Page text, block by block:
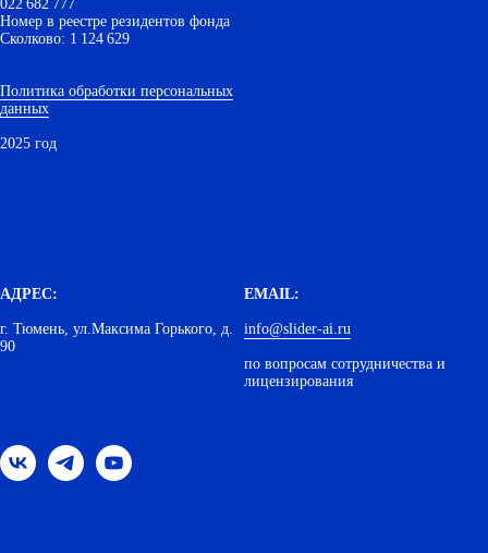
022 682 777
Номер в реестре резидентов фонда
Сколково: 1 124 629
Политика обработки персональных
данных
2025 год
АДРЕС:
г. Тюмень, ул.Максима Горького, д.
90
EMAIL:
info@slider-ai.ru
по вопросам сотрудничества и
лицензирования